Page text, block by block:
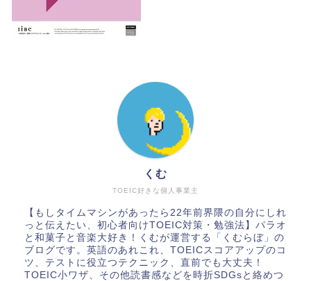
TOEIC好きな個人事業主
くむ
【もしタイムマシンがあったら22年前界隈の自分にしれ
っと伝えたい、初心者向けTOEIC対策・勉強法】パラオ
と和菓子と音楽大好き！くむが運営する「くむらぼ」の
ブログです。英語のあれこれ、TOEICスコアアップのコ
ツ、テストに役立つテクニック、直前でも大丈夫！
TOEIC小ワザ、その他読書感などを時折SDGsと絡めつ